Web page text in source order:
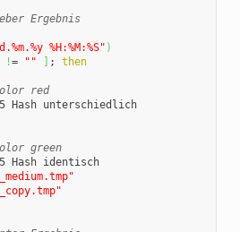
Ergebnis
%H:%M:%S" )
!= "" ; then
red
Hash unterschiedlich
green
Hash identisch